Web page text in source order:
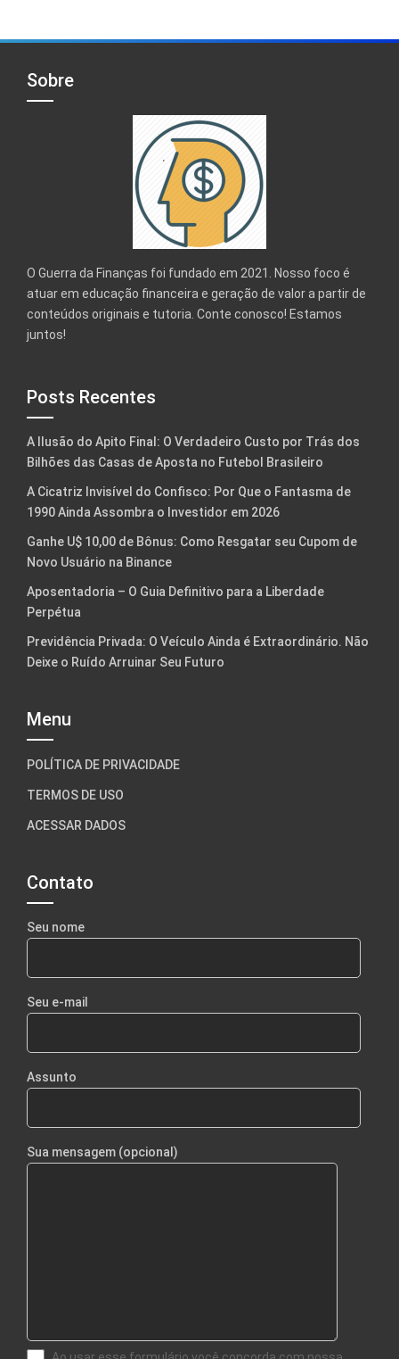
Sobre
O Guerra da Finanças foi fundado em 2021. Nosso foco é
atuar em educação financeira e geração de valor a partir de
conteúdos originais e tutoria. Conte conosco! Estamos
juntos!
Posts Recentes
A Ilusão do Apito Final: O Verdadeiro Custo por Trás dos
Bilhões das Casas de Aposta no Futebol Brasileiro
A Cicatriz Invisível do Confisco: Por Que o Fantasma de
1990 Ainda Assombra o Investidor em 2026
Ganhe U$ 10,00 de Bônus: Como Resgatar seu Cupom de
Novo Usuário na Binance
Aposentadoria – O Guia Definitivo para a Liberdade
Perpétua
Previdência Privada: O Veículo Ainda é Extraordinário. Não
Deixe o Ruído Arruinar Seu Futuro
Menu
POLÍTICA DE PRIVACIDADE
TERMOS DE USO
ACESSAR DADOS
Contato
Seu nome
Seu e-mail
Assunto
Sua mensagem (opcional)